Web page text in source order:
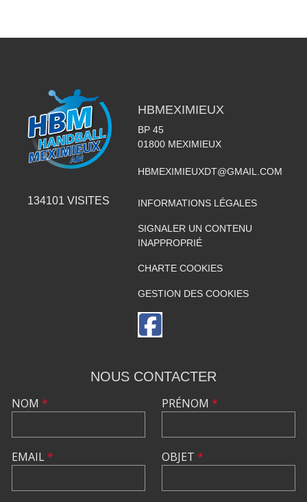
134101 VISITES
HBMEXIMIEUX
BP 45
01800 MEXIMIEUX
HBMEXIMIEUXDT@GMAIL.COM
INFORMATIONS LÉGALES
SIGNALER UN CONTENU
INAPPROPRIÉ
CHARTE COOKIES
GESTION DES COOKIES
NOUS CONTACTER
NOM *
EMAIL*
PRÉNOM *
OBJET *